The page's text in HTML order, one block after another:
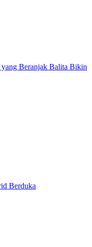
Beranjak Balita Bikin
Berduka